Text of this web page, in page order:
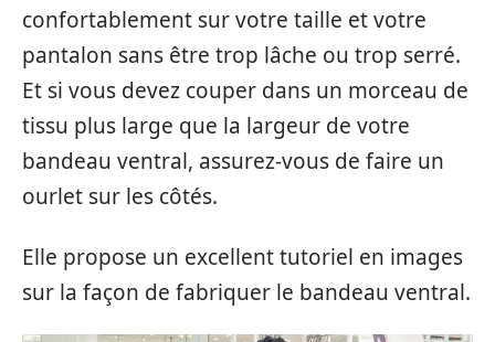
confortablement sur votre taille et votre
pantalon sans être trop lâche ou trop serré.
Et si vous devez couper dans un morceau de
tissu plus large que la largeur de votre
bandeau ventral, assurez-vous de faire un
ourlet sur les côtés.
Elle propose un excellent tutoriel en images
sur la façon de fabriquer le bandeau ventral.